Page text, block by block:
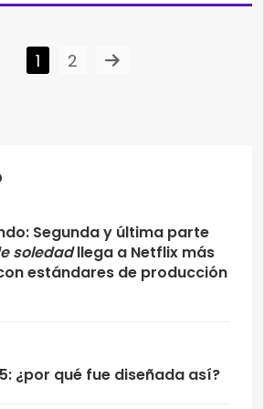
Segunda y última parte
soledadllega a Netflix más
estándares de producción
¿por qué fue diseñada así?
1 2